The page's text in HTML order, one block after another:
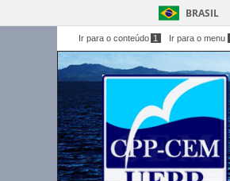
BRASIL
Ir para o conteúdo 1 Ir para o menu